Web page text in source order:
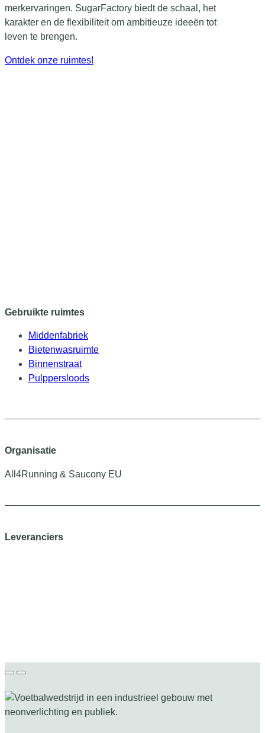
merkervaringen. SugarFactory biedt de schaal, het
karakter en de flexibiliteit om ambitieuze ideeën tot
leven te brengen.
Ontdek onze ruimtes!
Gebruikte ruimtes
Middenfabriek
Bietenwasruimte
Binnenstraat
Pulppersloods
Organisatie
All4Running & Saucony EU
Leveranciers